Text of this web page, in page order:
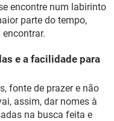
encontre num labirinto
parte do tempo,
e a facilidade para
fonte de prazer e não
assim, dar nomes à
na busca feita e